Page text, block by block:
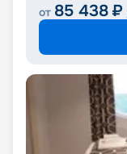
от 85 438 ₽